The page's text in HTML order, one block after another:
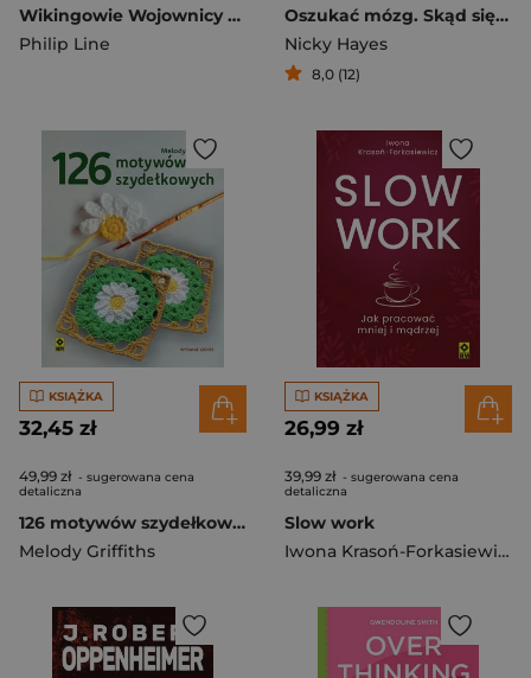
Wikingowie Wojownicy Północy wyd. 2026
Philip Line
Oszukać mózg. Skąd się biorą nasze myśli i zachowania
Nicky Hayes
8,0 (12)
KSIĄŻKA
32,45 zł
49,99 zł - sugerowana cena
detaliczna
126 motywów szydełkowych wyd. 2026
Melody Griffiths
KSIĄŻKA
26,99 zł
39,99 zł - sugerowana cena
detaliczna
Slow work
Iwona Krasoń-Forkasiewicz